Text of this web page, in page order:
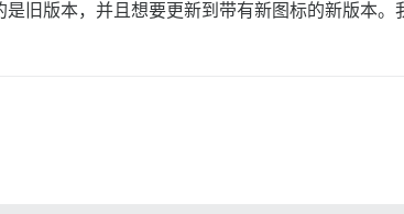
旧版本，并且想要更新到带有新图标的新版本。